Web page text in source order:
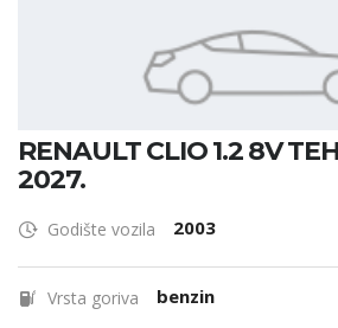
RENAULT CLIO 1.2 8V
2027.
Godište vozila 2003
Vrsta goriva benzin